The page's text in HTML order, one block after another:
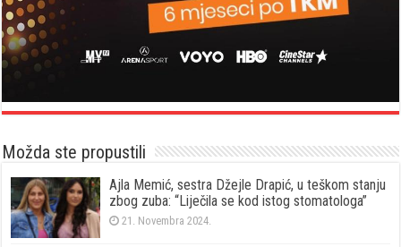
Možda ste propustili
Ajla Memić, sestra Džejle Drapić, u teškom stanju
zbog zuba: “Liječila se kod istog stomatologa”
21. Novembra 2024.